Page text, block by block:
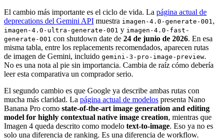
El cambio más importante es el ciclo de vida. La página actual de
deprecations del Gemini API muestra imagen-4.0-generate-001,
imagen-4.0-ultra-generate-001 y imagen-4.0-fast-
generate-001 con shutdown date de 24 de junio de 2026. En esa
misma tabla, entre los replacements recomendados, aparecen rutas
de imagen de Gemini, incluido gemini-3-pro-image-preview.
No es una nota al pie sin importancia. Cambia de raíz cómo debería
leer esta comparativa un comprador serio.
El segundo cambio es que Google ya describe ambas rutas con
mucha más claridad. La página actual de modelos presenta Nano
Banana Pro como state-of-the-art image generation and editing
model for highly contextual native image creation, mientras que
Imagen 4 queda descrito como modelo text-to-image. Eso ya no es
solo una diferencia de ranking. Es una diferencia de workflow.